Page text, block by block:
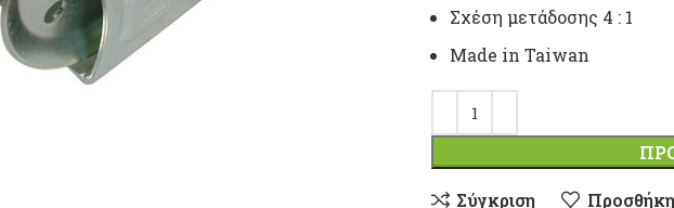
Σχέση μετάδοσης 4 : 1
Made in Taiwan
Σύγκριση